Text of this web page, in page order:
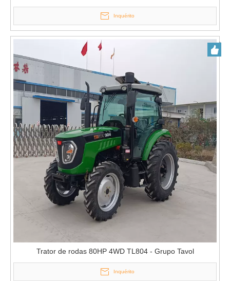
Inquérito
Trator de rodas 80HP 4WD TL804 - Grupo Tavol
Inquérito